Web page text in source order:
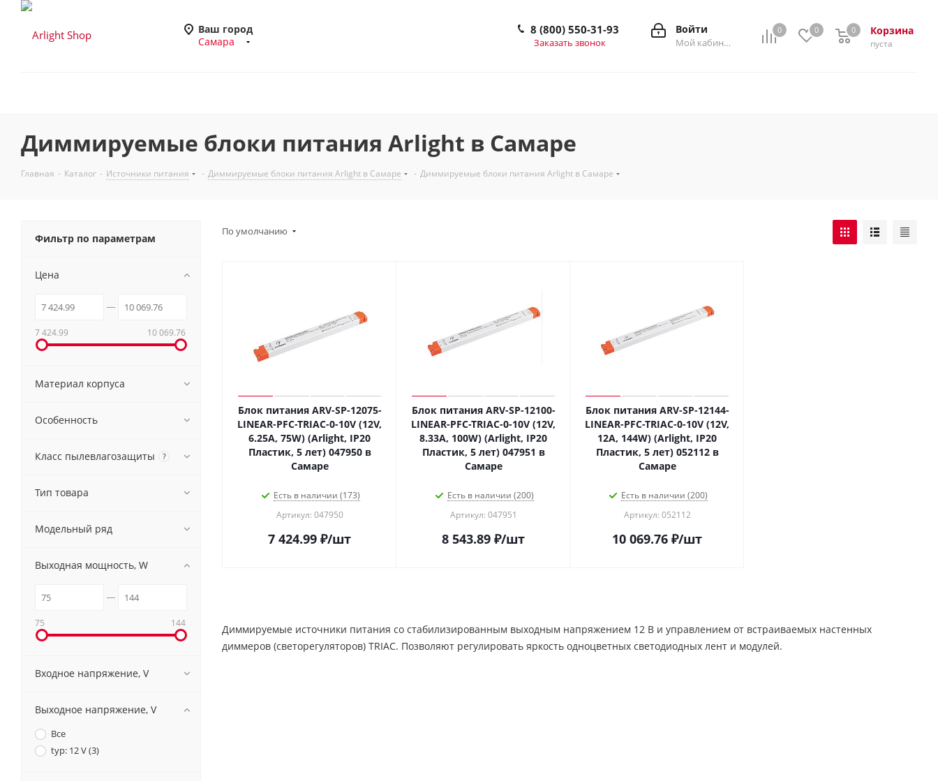
Ваш город
Самара
0 0 Корзина
0
пуста
0
Войти
Мой кабинет
8 (800) 550-31-93
Заказать звонок
Диммируемые блоки питания Arlight в Самаре
Главная - Каталог - Источники питания - Диммируемые блоки питания Arlight в Самаре - Диммируемые блоки питания Arlight в Самаре
По умолчанию
Блок питания ARV-SP-12075-
LINEAR-PFC-TRIAC-0-10V (12V,
6.25A, 75W) (Arlight, IP20
Пластик, 5 лет) 047950 в
Самаре
Есть в наличии (173)
Артикул: 047950
7 424.99 ₽/шт
Блок питания ARV-SP-12100-
LINEAR-PFC-TRIAC-0-10V (12V,
8.33A, 100W) (Arlight, IP20
Пластик, 5 лет) 047951 в
Самаре
Есть в наличии (200)
Артикул: 047951
8 543.89 ₽/шт
Блок питания ARV-SP-12144-
LINEAR-PFC-TRIAC-0-10V (12V,
12A, 144W) (Arlight, IP20
Пластик, 5 лет) 052112 в
Самаре
Есть в наличии (200)
Артикул: 052112
10 069.76 ₽/шт
Диммируемые источники питания со стабилизированным выходным напряжением 12 В и управлением от встраиваемых настенных
диммеров (светорегуляторов) TRIAC. Позволяют регулировать яркость одноцветных светодиодных лент и модулей.
Фильтр по параметрам
Цена
7 424.99 10 069.76
Материал корпуса
Особенность
Класс пылевлагозащиты ?
Тип товара
Модельный ряд
Выходная мощность, W
75 144
Входное напряжение, V
Выходное напряжение, V
Все
typ: 12 V (3)